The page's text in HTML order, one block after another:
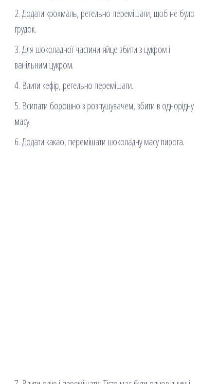
2. Додати крохмаль, ретельно перемішати, щоб не було
грудок.
3. Для шоколадної частини яйце збити з цукром і
ванільним цукром.
4. Влити кефір, ретельно перемішати.
5. Всипати борошно з розпушувачем, збити в однорідну
масу.
6. Додати какао, перемішати шоколадну масу пирога.